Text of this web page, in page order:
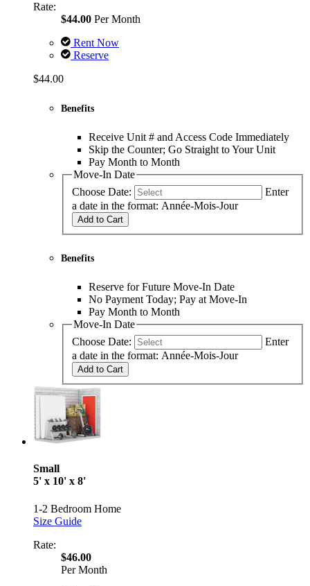
Rate:
$44.00 Per Month
Rent Now
Reserve
$44.00
Benefits
Receive Unit # and Access Code Immediately
Skip the Counter; Go Straight to Your Unit
Pay Month to Month
Move-In Date
Choose Date:
Enter
a date in the format: Année-Mois-Jour
Add to Cart
Benefits
Reserve for Future Move-In Date
No Payment Today; Pay at Move-In
Pay Month to Month
Move-In Date
Choose Date:
Enter
a date in the format: Année-Mois-Jour
Add to Cart
Small
5' x 10' x 8'
1-2 Bedroom Home
Size Guide
Rate:
$46.00
Per Month